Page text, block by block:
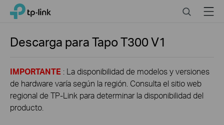
Click
navigation
TP-Link, Reliably Smart SearchMenu
Descarga paraTapo T300V1
IMPORTANTE : La disponibilidad de modelos y versiones
de hardware varía según la región. Consulta el sitio web
regional de TP-Link para determinar la disponibilidad del
producto.